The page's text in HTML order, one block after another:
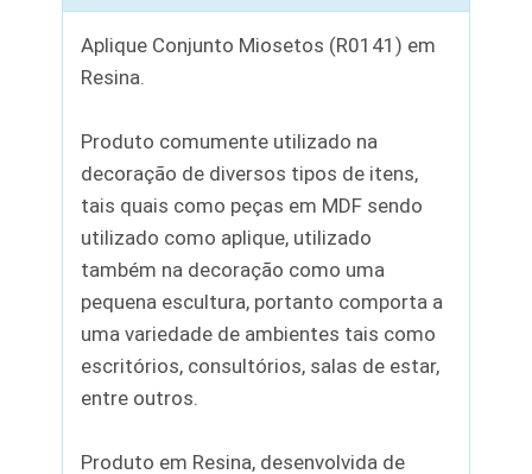
Aplique Conjunto Miosetos (R0141) em
Resina.
Produto comumente utilizado na
decoração de diversos tipos de itens,
tais quais como peças em MDF sendo
utilizado como aplique, utilizado
também na decoração como uma
pequena escultura, portanto comporta a
uma variedade de ambientes tais como
escritórios, consultórios, salas de estar,
entre outros.
Produto em Resina, desenvolvida de